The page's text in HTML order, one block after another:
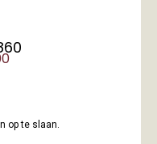
op te slaan.